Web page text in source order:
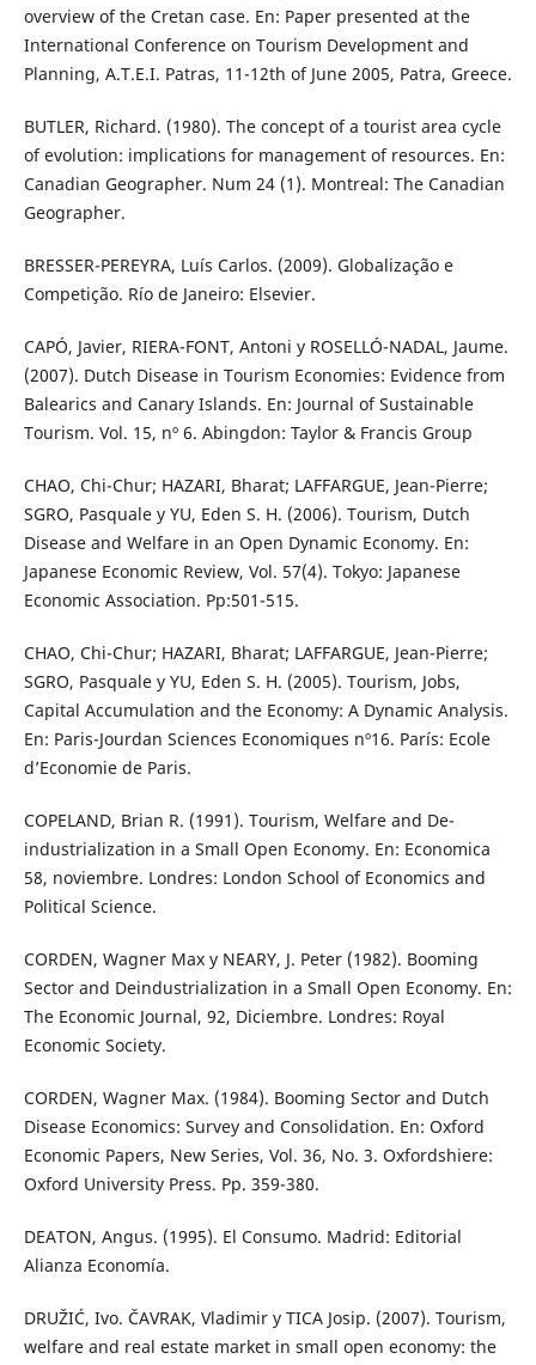
overview of the Cretan case. En: Paper presented at the
International Conference on Tourism Development and
Planning, A.T.E.I. Patras, 11-12th of June 2005, Patra, Greece.
BUTLER, Richard. (1980). The concept of a tourist area cycle
of evolution: implications for management of resources. En:
Canadian Geographer. Num 24 (1). Montreal: The Canadian
Geographer.
BRESSER-PEREYRA, Luís Carlos. (2009). Globalização e
Competição. Río de Janeiro: Elsevier.
CAPÓ, Javier, RIERA-FONT, Antoni y ROSELLÓ-NADAL, Jaume.
(2007). Dutch Disease in Tourism Economies: Evidence from
Balearics and Canary Islands. En: Journal of Sustainable
Tourism. Vol. 15, nº 6. Abingdon: Taylor & Francis Group
CHAO, Chi-Chur; HAZARI, Bharat; LAFFARGUE, Jean-Pierre;
SGRO, Pasquale y YU, Eden S. H. (2006). Tourism, Dutch
Disease and Welfare in an Open Dynamic Economy. En:
Japanese Economic Review, Vol. 57(4). Tokyo: Japanese
Economic Association. Pp:501-515.
CHAO, Chi-Chur; HAZARI, Bharat; LAFFARGUE, Jean-Pierre;
SGRO, Pasquale y YU, Eden S. H. (2005). Tourism, Jobs,
Capital Accumulation and the Economy: A Dynamic Analysis.
En: Paris-Jourdan Sciences Economiques nº16. París: Ecole
d’Economie de Paris.
COPELAND, Brian R. (1991). Tourism, Welfare and De-
industrialization in a Small Open Economy. En: Economica
58, noviembre. Londres: London School of Economics and
Political Science.
CORDEN, Wagner Max y NEARY, J. Peter (1982). Booming
Sector and Deindustrialization in a Small Open Economy. En:
The Economic Journal, 92, Diciembre. Londres: Royal
Economic Society.
CORDEN, Wagner Max. (1984). Booming Sector and Dutch
Disease Economics: Survey and Consolidation. En: Oxford
Economic Papers, New Series, Vol. 36, No. 3. Oxfordshiere:
Oxford University Press. Pp. 359-380.
DEATON, Angus. (1995). El Consumo. Madrid: Editorial
Alianza Economía.
DRUŽIĆ, Ivo. ČAVRAK, Vladimir y TICA Josip. (2007). Tourism,
welfare and real estate market in small open economy: the